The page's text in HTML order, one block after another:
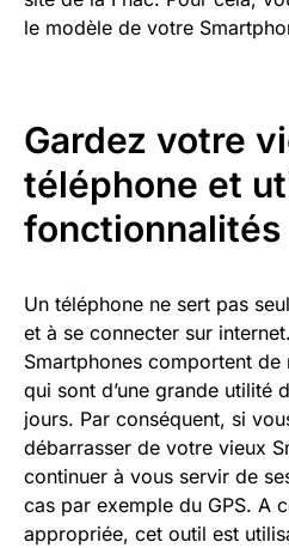
le modèle de votre
Gardez votre
téléphone et
fonctionnalités
Un téléphone ne sert pas
et à se connecter sur
Smartphones comportent
qui sont d’une grande utilité
jours. Par conséquent, si
débarrasser de votre vieux
continuer à vous servir de
cas par exemple du GPS. A
appropriée, cet outil est